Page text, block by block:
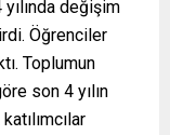
değişim
Öğrenciler
Toplumun
son 4 yılın